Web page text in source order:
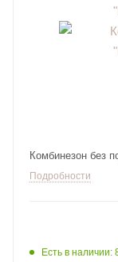
Комбинезон без
Подробности
Есть в наличии: